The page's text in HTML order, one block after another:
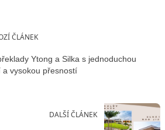
ČLÁNEK
Ytong a Silka s jednoduchou
a vysokou přesností
DALŠÍ ČLÁNEK